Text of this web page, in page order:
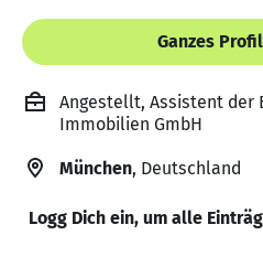
Ganzes
Angestellt, Assistent der
Immobilien GmbH
München, Deutschland
Logg Dich ein, um alle